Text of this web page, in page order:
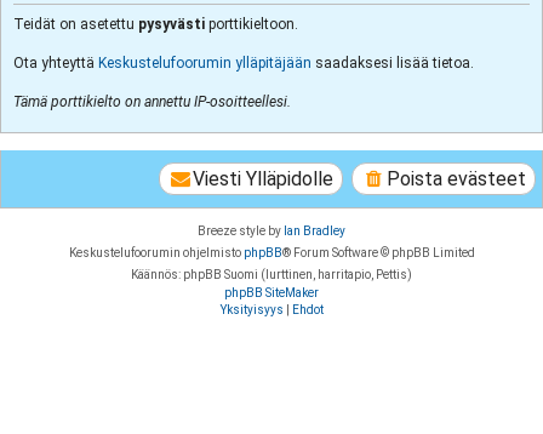
Teidät on asetettu pysyvästi porttikieltoon.
Ota yhteyttä Keskustelufoorumin ylläpitäjään saadaksesi lisää tietoa.
Tämä porttikielto on annettu IP-osoitteellesi.
Poista evästeet
Viesti Ylläpidolle
Breeze style by Ian Bradley
Keskustelufoorumin ohjelmisto phpBB® Forum Software © phpBB Limited
Käännös: phpBB Suomi (lurttinen, harritapio, Pettis)
phpBB SiteMaker
Yksityisyys
Ehdot